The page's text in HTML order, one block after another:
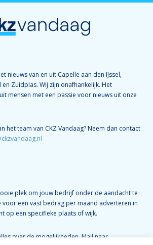
nieuws van en uit Capelle aan den IJssel,
en Zuidplas. Wij zijn onafhankelijk. Het
mensen met een passie voor nieuws uit onze
het team van CKZ Vandaag? Neem dan contact
plek om jouw bedrijf onder de aandacht te
voor een vast bedrag per maand adverteren in
op een specifieke plaats of wijk.
over de mogelijkheden. Mail naar